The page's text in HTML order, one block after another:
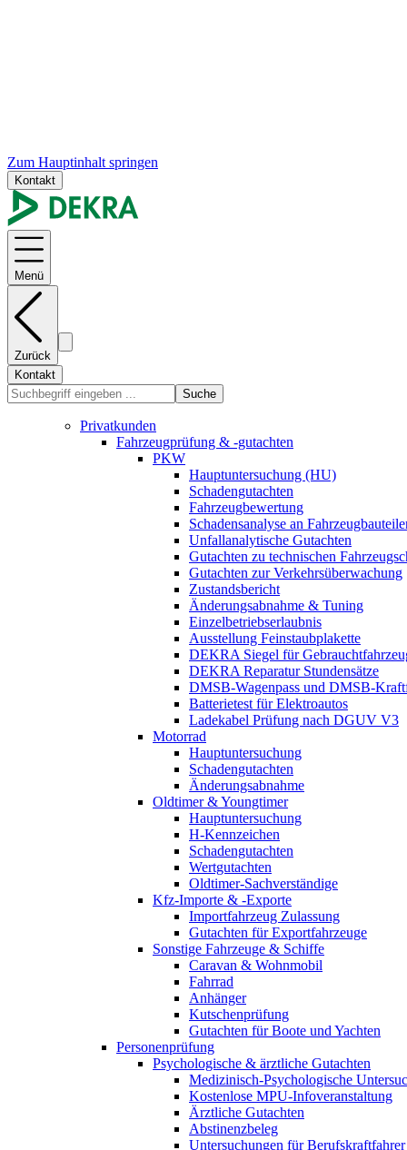
Zum Hauptinhalt springen
Kontakt
Menü
Zurück
Kontakt
Suche
Privatkunden
Fahrzeugprüfung & -gutachten
PKW
Hauptuntersuchung (HU)
Schadengutachten
Fahrzeugbewertung
Schadensanalyse an
Unfallanalytische Gutachten
Gutachten zu technischen
Gutachten zur Verkehrsüberwachung
Zustandsbericht
Änderungsabnahme & Tuning
Einzelbetriebserlaubnis
Ausstellung Feinstaubplakette
DEKRA Siegel für
DEKRA Reparatur Stundensätze
DMSB-Wagenpass und DMSB-
Batterietest für Elektroautos
Ladekabel Prüfung nach DGUV V3
Motorrad
Hauptuntersuchung
Schadengutachten
Änderungsabnahme
Oldtimer & Youngtimer
Hauptuntersuchung
H-Kennzeichen
Schadengutachten
Wertgutachten
Oldtimer-Sachverständige
Kfz-Importe & -Exporte
Importfahrzeug Zulassung
Gutachten für Exportfahrzeuge
Sonstige Fahrzeuge & Schiffe
Caravan & Wohnmobil
Fahrrad
Anhänger
Kutschenprüfung
Gutachten für Boote und Yachten
Personenprüfung
Psychologische & ärztliche Gutachten
Medizinisch-Psychologische
Kostenlose MPU-Infoveranstaltung
Ärztliche Gutachten
Abstinenzbeleg
Untersuchungen für Berufskraftfahrer